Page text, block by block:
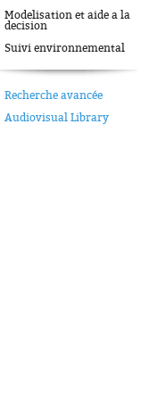
Modelisation et aide a la
decision
Suivi environnemental
Recherche avancée
Audiovisual Library